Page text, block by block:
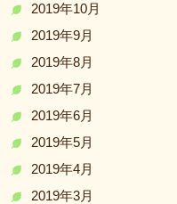
2019年10月
2019年9月
2019年8月
2019年7月
2019年6月
2019年5月
2019年4月
2019年3月